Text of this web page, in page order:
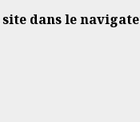
dans le